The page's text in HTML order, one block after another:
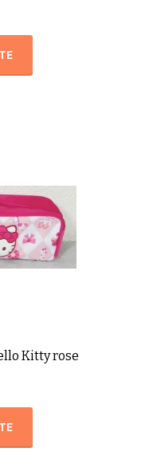
Kitty rose